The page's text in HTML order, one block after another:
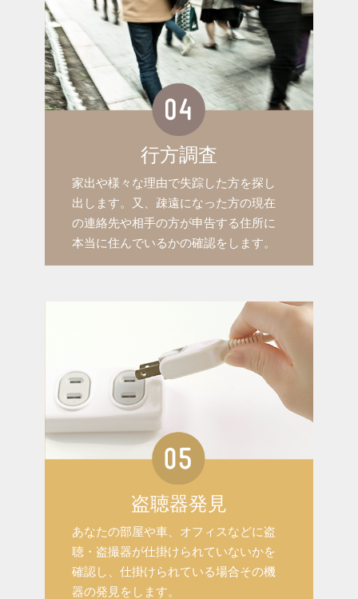
行方調査
家出や様々な理由で失踪した方を探し
出します。又、疎遠になった方の現在
の連絡先や相手の方が申告する住所に
本当に住んでいるかの確認をします。
盗聴器発見
あなたの部屋や車、オフィスなどに盗
聴・盗撮器が仕掛けられていないかを
確認し、仕掛けられている場合その機
器の発見をします。